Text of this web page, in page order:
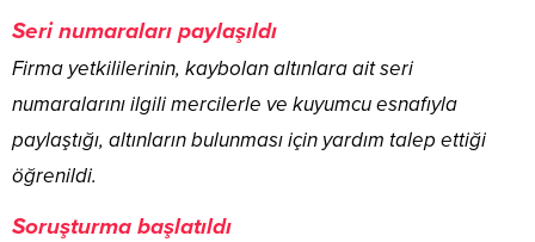
Seri numaraları paylaşıldı
Firma yetkililerinin, kaybolan altınlara ait seri
numaralarını ilgili mercilerle ve kuyumcu esnafıyla
paylaştığı, altınların bulunması için yardım talep ettiği
öğrenildi.
Soruşturma başlatıldı